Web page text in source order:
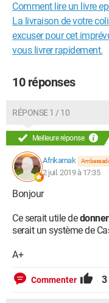
Comment lire un livre
La livraison de votre
excuser pour cet
vous livrer rapidement.
10 réponses
RÉPONSE 1 / 10
Meilleure réponse
Afrikarnak
2 juil. 2019 à 17:35
Bonjour
Ce serait utile de
serait un système de
A+
Commenter 3